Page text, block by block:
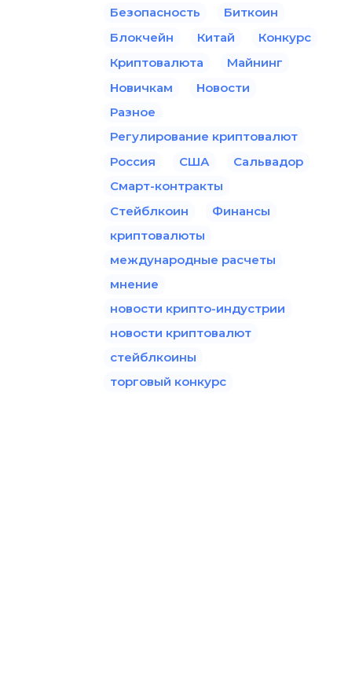
Безопасность
Биткоин
Блокчейн
Китай
Конкурс
Криптовалюта
Майнинг
Новичкам
Новости
Разное
Регулирование криптовалют
Россия
США
Сальвадор
Смарт-контракты
Стейблкоин
Финансы
криптовалюты
международные расчеты
мнение
новости крипто-индустрии
новости криптовалют
стейблкоины
торговый конкурс